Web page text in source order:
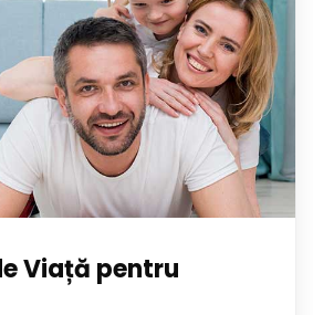
Viață pentru